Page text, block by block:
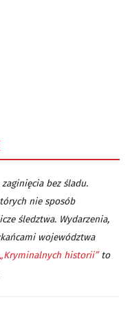
bez śladu.
nie sposób
śledztwa. Wydarzenia,
województwa
„Kryminalnych historii”to